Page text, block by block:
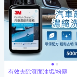
有效去除漆面油垢/粉塵